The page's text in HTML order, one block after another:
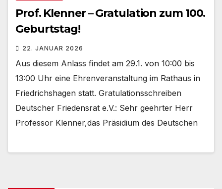
Prof. Klenner – Gratulation zum 100.
Geburtstag!
22. JANUAR 2026
Aus diesem Anlass findet am 29.1. von 10:00 bis
13:00 Uhr eine Ehrenveranstaltung im Rathaus in
Friedrichshagen statt. Gratulationsschreiben
Deutscher Friedensrat e.V.: Sehr geehrter Herr
Professor Klenner,das Präsidium des Deutschen